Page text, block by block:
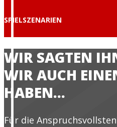
SPIELSZENARIEN
WIR SAGTEN
WIR AUCH
HABEN...
Für die